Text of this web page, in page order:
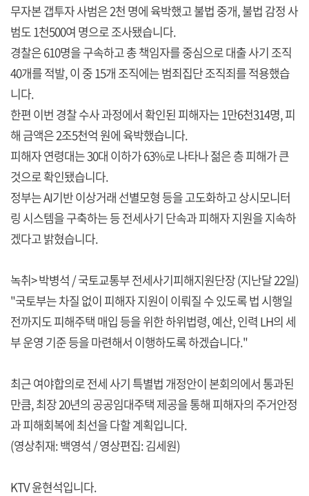
무자본 갭투자 사범은 2천 명에 육박했고 불법 중개, 불법 감정 사
범도 1천500여 명으로 조사됐습니다.
경찰은 610명을 구속하고 총 책임자를 중심으로 대출 사기 조직
40개를 적발, 이 중 15개 조직에는 범죄집단 조직죄를 적용했습
니다.
한편 이번 경찰 수사 과정에서 확인된 피해자는 1만6천314명, 피
해 금액은 2조5천억 원에 육박했습니다.
피해자 연령대는 30대 이하가 63%로 나타나 젊은 층 피해가 큰
것으로 확인됐습니다.
정부는 AI기반 이상거래 선별모형 등을 고도화하고 상시모니터
링 시스템을 구축하는 등 전세사기 단속과 피해자 지원을 지속하
겠다고 밝혔습니다.
녹취> 박병석 / 국토교통부 전세사기피해지원단장 (지난달 22일)
"국토부는 차질 없이 피해자 지원이 이뤄질 수 있도록 법 시행일
전까지도 피해주택 매입 등을 위한 하위법령, 예산, 인력 LH의 세
부 운영 기준 등을 마련해서 이행하도록 하겠습니다."
최근 여야합의로 전세 사기 특별법 개정안이 본회의에서 통과된
만큼, 최장 20년의 공공임대주택 제공을 통해 피해자의 주거안정
과 피해회복에 최선을 다할 계획입니다.
(영상취재: 백영석 / 영상편집: 김세원)
KTV 윤현석입니다.